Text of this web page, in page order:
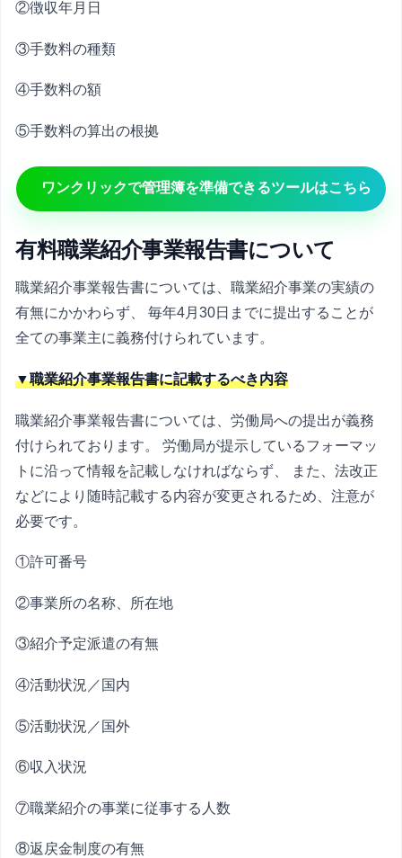
②徴収年月日
③手数料の種類
④手数料の額
⑤手数料の算出の根拠
ワンクリックで管理簿を準備できるツールはこちら
有料職業紹介事業報告書について
職業紹介事業報告書については、職業紹介事業の実績の
有無にかかわらず、 毎年4月30日までに提出することが
全ての事業主に義務付けられています。
▼職業紹介事業報告書に記載するべき内容
職業紹介事業報告書については、労働局への提出が義務
付けられております。 労働局が提示しているフォーマッ
トに沿って情報を記載しなければならず、 また、法改正
などにより随時記載する内容が変更されるため、注意が
必要です。
①許可番号
②事業所の名称、所在地
③紹介予定派遣の有無
④活動状況／国内
⑤活動状況／国外
⑥収入状況
⑦職業紹介の事業に従事する人数
⑧返戻金制度の有無